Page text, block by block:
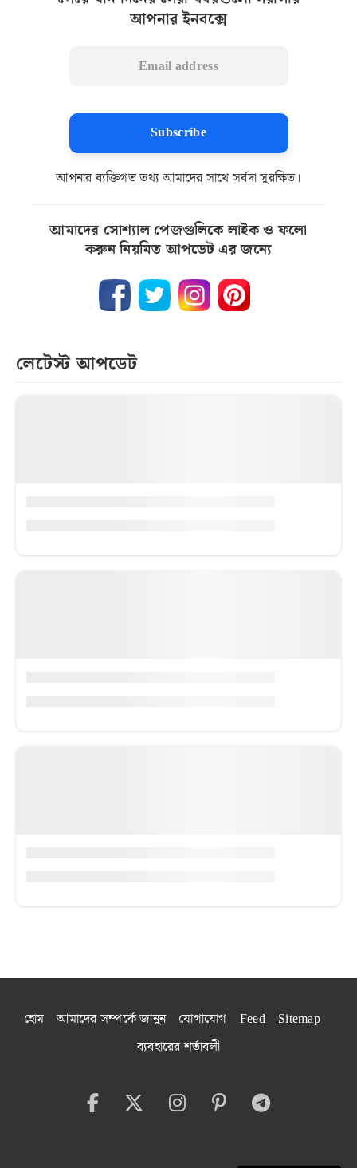
আপনার ইনবক্সে
Subscribe
আপনার ব্যক্তিগত তথ্য আমাদের সাথে সর্বদা সুরক্ষিত।
আমাদের সোশ্যাল পেজগুলিকে লাইক ও ফলো
করুন নিয়মিত আপডেট এর জন্যে
লেটেস্ট আপডেট
হোম আমাদের সম্পর্কে জানুন যোগাযোগ Feed
Sitemap
ব্যবহারের শর্তাবলী